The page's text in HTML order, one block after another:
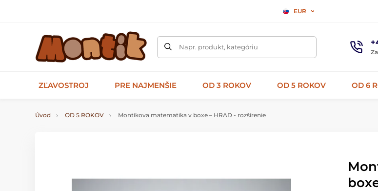
EUR
Napr. produkt, kategóriu
ZĽAVOSTROJ PRE NAJMENŠIE OD 3 ROKOV OD 5 ROKOV OD 6
Úvod OD 5 ROKOV Montíkova matematika v boxe – HRAD - rozšírenie